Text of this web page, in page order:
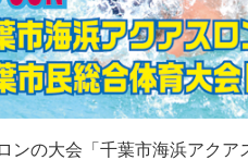
ンの大会「千葉市海浜アク